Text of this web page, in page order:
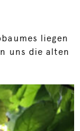
liegen
uns die alten